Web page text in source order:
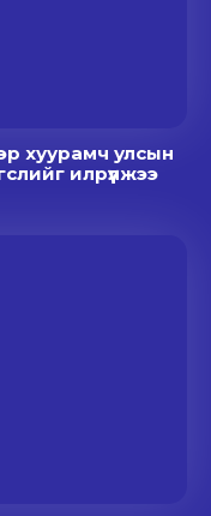
хуурамч улсын
илрүүлжээ